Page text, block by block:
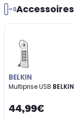
Accessoires
BELKIN
Multiprise USB BELKIN
44,99€